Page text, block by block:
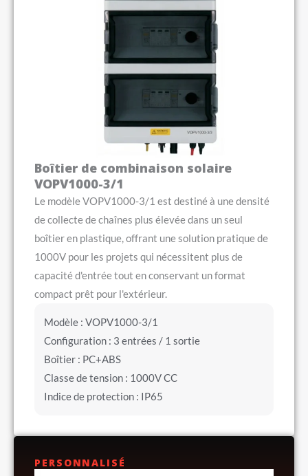
Boîtier de combinaison solaire
VOPV1000-3/1
Le modèle VOPV1000-3/1 est destiné à une densité
de collecte de chaînes plus élevée dans un seul
boîtier en plastique, offrant une solution pratique de
1000V pour les projets qui nécessitent plus de
capacité d'entrée tout en conservant un format
compact prêt pour l'extérieur.
Modèle : VOPV1000-3/1
Configuration : 3 entrées / 1 sortie
Boîtier : PC+ABS
Classe de tension : 1000V CC
Indice de protection : IP65
PERSONNALISÉ